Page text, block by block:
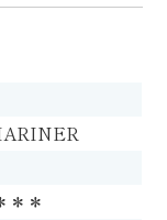
＊＊